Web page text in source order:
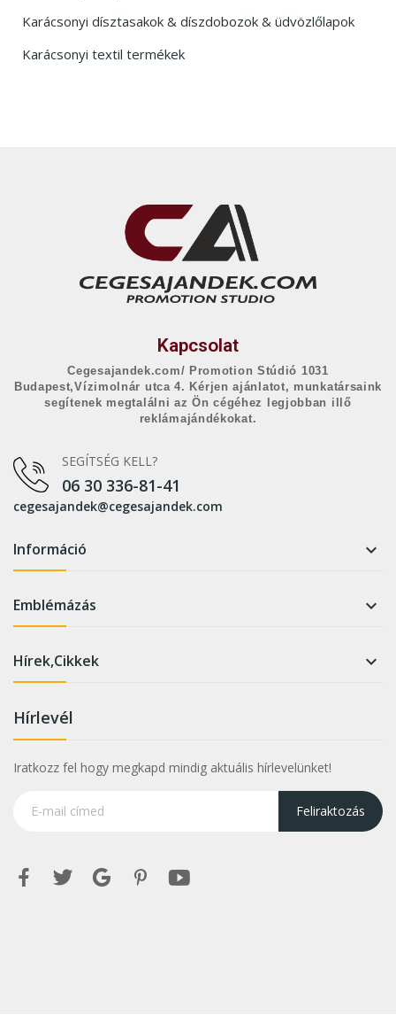
Karácsonyi dísztasakok & díszdobozok & üdvözlőlapok
Karácsonyi textil termékek
Kapcsolat
Cegesajandek.com/ Promotion Stúdió 1031
Budapest,Vízimolnár utca 4. Kérjen ajánlatot, munkatársaink
segítenek megtalálni az Ön cégéhez legjobban illő
reklámajándékokat.
SEGÍTSÉG KELL?
06 30 336-81-41
cegesajandek@cegesajandek.com
Információ 
Emblémázás 
Hírek,Cikkek 
Hírlevél
Iratkozz fel hogy megkapd mindig aktuális hírlevelünket!
Feliraktozás